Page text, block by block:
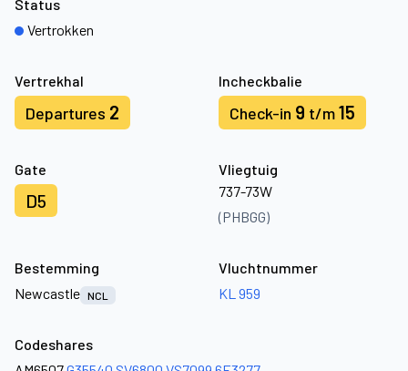
Vertrekhal
Departures 2
Incheckbalie
Check-in 9 t/m15
Gate
D5
Vliegtuig
737-73W
(PHBGG)
Status
Vertrokken
Bestemming
Newcastle NCL
Vluchtnummer
KL 959
Codeshares